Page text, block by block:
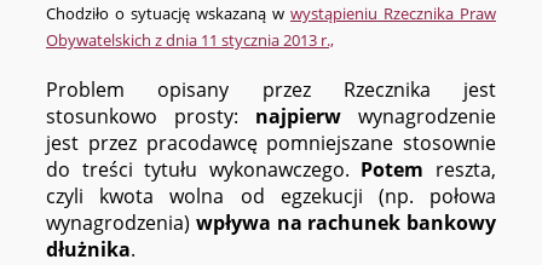
Chodziło o sytuację wskazaną w wystąpieniu Rzecznika Praw
Obywatelskich z dnia 11 stycznia 2013 r.,
Problem opisany przez Rzecznika jest
stosunkowo prosty: najpierw wynagrodzenie
jest przez pracodawcę pomniejszane stosownie
do treści tytułu wykonawczego. Potem reszta,
czyli kwota wolna od egzekucji (np. połowa
wynagrodzenia) wpływa na rachunek bankowy
dłużnika.